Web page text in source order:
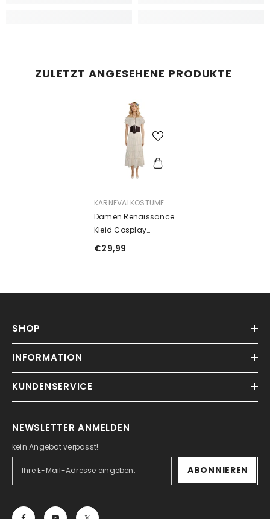
ZULETZT ANGESEHENE PRODUKTE
ANBIETER:
KARNEVALKOSTÜME
Damen Renaissance
Kleid Cosplay
Kostüm Outfits
€29,99
SHOP
INFORMATION
KUNDENSERVICE
NEWSLETTER ANMELDEN
kein Angebot verpasst!
ABONNIEREN